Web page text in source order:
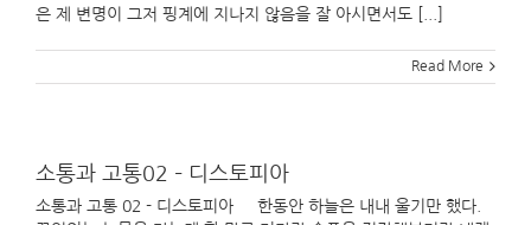
은 제 변명이 그저 핑계에 지나지 않음을 잘 아시면서도 [...]
Read More
소통과 고통02 – 디스토피아
소통과 고통 02 - 디스토피아 한동안 하늘은 내내 울기만 했다.